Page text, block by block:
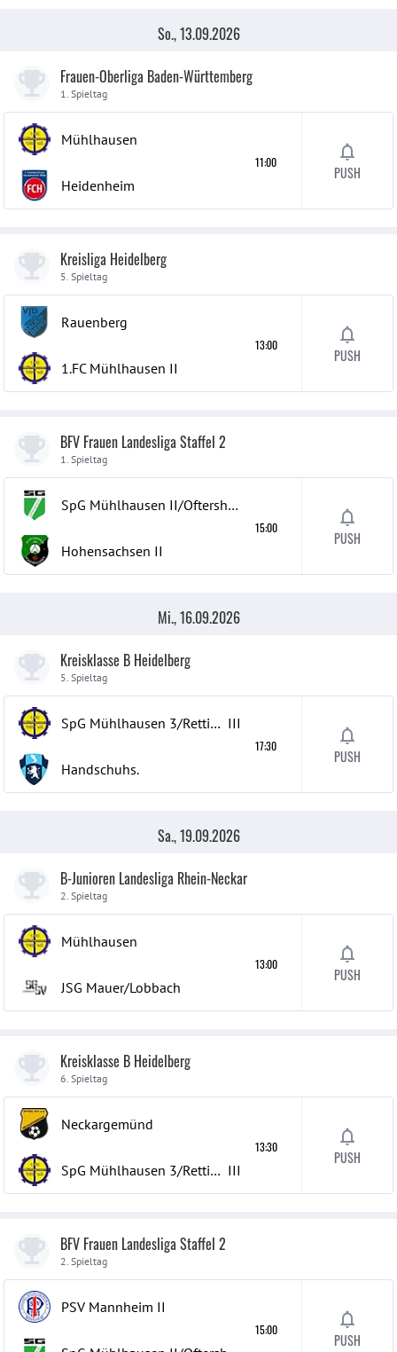
So., 13.09.2026
Frauen-Oberliga Baden-Württemberg
1. Spieltag
Mühlhausen
Heidenheim
11:00
PUSH
Kreisliga Heidelberg
5. Spieltag
Rauenberg
1.FC Mühlhausen II
13:00
PUSH
BFV Frauen Landesliga Staffel 2
1. Spieltag
SpG Mühlhausen II/Oftersheim
Hohensachsen II
15:00
PUSH
Mi., 16.09.2026
Kreisklasse B Heidelberg
5. Spieltag
SpG Mühlhausen 3/Rettigheim 3 III
Handschuhs.
17:30
PUSH
Sa., 19.09.2026
B-Junioren Landesliga Rhein-Neckar
2. Spieltag
Mühlhausen
JSG Mauer/Lobbach
13:00
PUSH
Kreisklasse B Heidelberg
6. Spieltag
Neckargemünd
SpG Mühlhausen 3/Rettigheim 3 III
13:30
PUSH
BFV Frauen Landesliga Staffel 2
2. Spieltag
PSV Mannheim II
15:00
PUSH